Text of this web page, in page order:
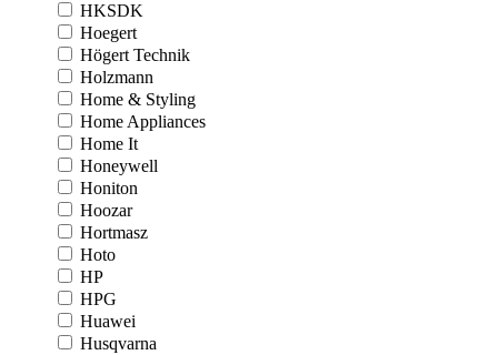
HKSDK
Hoegert
Högert Technik
Holzmann
Home & Styling
Home Appliances
Home It
Honeywell
Honiton
Hoozar
Hortmasz
Hoto
HP
HPG
Huawei
Husqvarna